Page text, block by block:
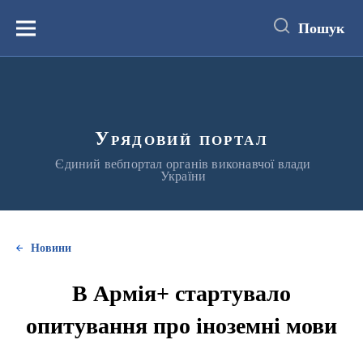
вмістуМеню Пошук
Урядовий портал
Єдиний вебпортал органів виконавчої влади
України
Новини
В Армія+ стартувало
опитування про іноземні мови